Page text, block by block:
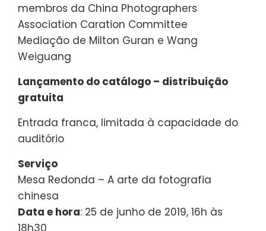
membros da China Photographers
Association Caration Committee
Mediação de Milton Guran e Wang
Weiguang
Lançamento do catálogo – distribuição
gratuita
Entrada franca, limitada à capacidade do
auditório
Serviço
Mesa Redonda – A arte da fotografia
chinesa
Data e hora: 25 de junho de 2019, 16h às
18h30